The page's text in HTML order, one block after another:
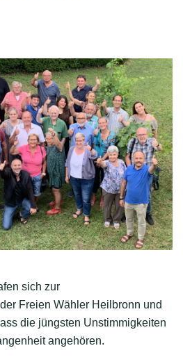
sich zur
Freien Wähler Heilbronn und
die jüngsten Unstimmigkeiten
angehören.